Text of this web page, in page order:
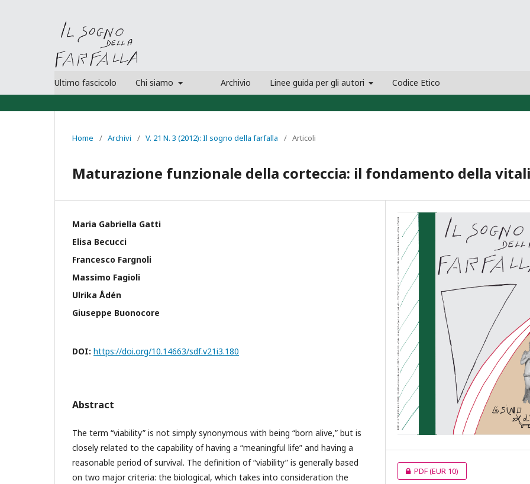
Ultimo fascicolo Chi siamo Archivio Linee guida per gli autori Codice Etico
Home / Archivi / V. 21 N. 3 (2012): Il sogno della farfalla / Articoli
Maturazione funzionale della corteccia: il fondamento della
Maria Gabriella Gatti
Elisa Becucci
Francesco Fargnoli
Massimo Fagioli
Ulrika Ådén
Giuseppe Buonocore
DOI: https://doi.org/10.14663/sdf.v21i3.180
Abstract
The term “viability” is not simply synonymous with being “born alive,” but is
closely related to the capability of having a “meaningful life” and having a
reasonable period of survival. The definition of “viability” is generally based
on two major criteria: the biological, which takes into consideration the
PDF(EUR 10)